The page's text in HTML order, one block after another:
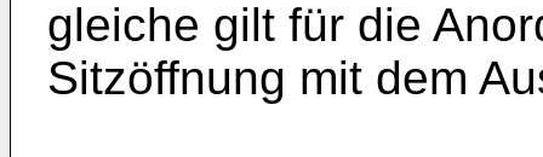
gleiche gilt für die
Sitzöffnung mit dem